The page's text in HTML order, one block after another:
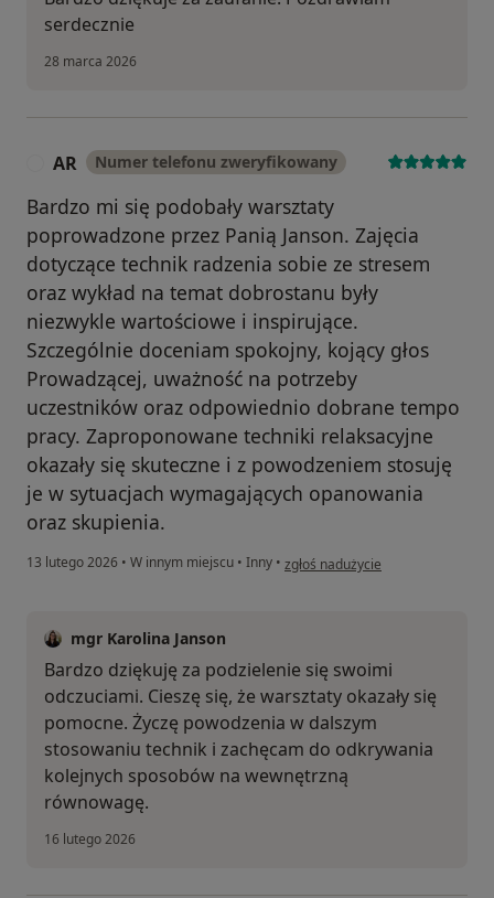
serdecznie
28 marca 2026
AR Numer telefonu zweryfikowany
Bardzo mi się podobały warsztaty
poprowadzone przez Panią Janson. Zajęcia
dotyczące technik radzenia sobie ze stresem
oraz wykład na temat dobrostanu były
niezwykle wartościowe i inspirujące.
Szczególnie doceniam spokojny, kojący głos
Prowadzącej, uważność na potrzeby
uczestników oraz odpowiednio dobrane tempo
pracy. Zaproponowane techniki relaksacyjne
okazały się skuteczne i z powodzeniem stosuję
je w sytuacjach wymagających opanowania
oraz skupienia.
13 lutego 2026 • W innym miejscu • Inny • w opinii użytkownika AR
zgłoś nadużycie
mgr Karolina Janson
Bardzo dziękuję za podzielenie się swoimi
odczuciami. Cieszę się, że warsztaty okazały się
pomocne. Życzę powodzenia w dalszym
stosowaniu technik i zachęcam do odkrywania
kolejnych sposobów na wewnętrzną
równowagę.
16 lutego 2026